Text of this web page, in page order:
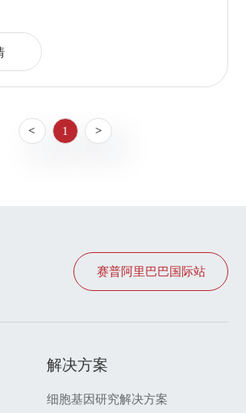
< 1 >
赛普阿里巴巴国际站
解决方案
细胞基因研究解决方案